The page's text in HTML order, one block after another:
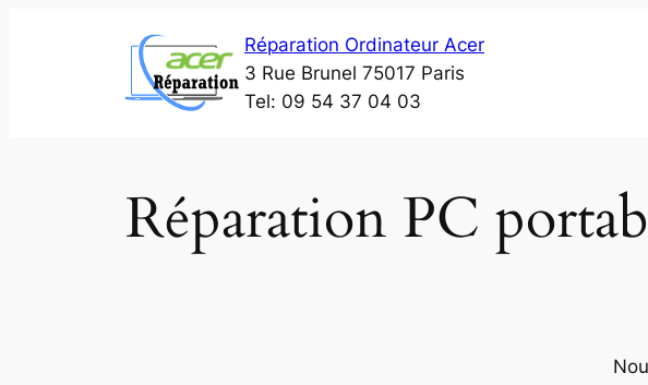
Réparation Ordinateur Acer
3 Rue Brunel 75017 Paris
Tel: 09 54 37 04 03
Réparation PC